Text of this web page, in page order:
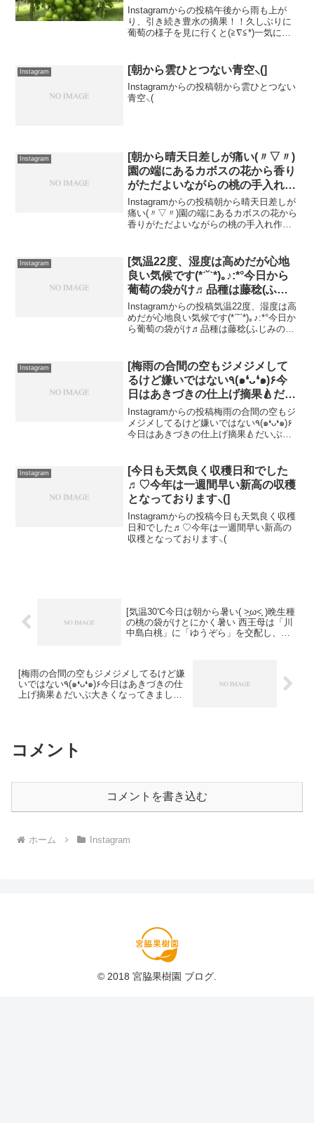
ってた！マスカットではありませ
ん（笑）藤稔(ふじみのり)です
(*ˊ˘ˋ*)｡♪:*°これから、色がついて
す٩(ˊᗜˋ*)وフルーツセット(梨･桃･
葡萄)あります✩7月下旬からいよ
いよ、桃の収穫が始まります。今
年は新品種のあきづき(梨)もオス
Instagramからの投稿午後から雨も上が
り、引き続き豊水の摘果！！久しぶりに
葡萄の様子を見に行くと(≧∇≦*)一気に育
れから、色がついてきます。もちろ...
Instagram [朝から雲ひとつない青空⸜(]
Instagramからの投稿朝から雲ひとつない
青空⸜(
Instagram
[️️朝から晴天️️日差しが痛い(〃▽〃)️
園の端にあるカボスの花から香り
がただよいながらの桃の手入れ作
業柑橘系の香りは心が落ち着きま
す(*ˊ˘ˋ*)｡♪:*°]
Instagramからの投稿️️朝から晴天️️日差しが
痛い(〃▽〃)️園の端にあるカボスの花から
香りがただよいながらの桃の手入れ作業
Instagram
[気温22度、湿度は高めだが心地
良い気候です(*ˊ˘ˋ*)｡♪:*°今日から
葡萄の袋がけ♬︎品種は藤稔(ふじ
みのり)ですあまり聞いた事のな
い品種ですが、粒が大きく1粒が
20g前後と大粒なのが特徴で、大
す。甘みと酸味のバランスがよ
く、果汁が豊富でみずみずしい食
感。肉質は少しやわらかめです
が、ほどよくしまりもあり、外観
と食味のよいぶどうといわれてい
ます(*´∀｀) 1枚目と2枚目の写真
栽培で太陽をたっぷり浴びた藤み
のりをぜひ食べてみて下さい♬︎]
Instagramからの投稿気温22度、湿度は高
めだが心地良い気候です(*ˊ˘ˋ*)｡♪:*°今日か
ら葡萄の袋がけ♬︎品種は藤稔(ふじみのり)
徴で、大きいものは30...
Instagram
[梅雨の合間の️空もジメジメして
るけど嫌いではない٩(๑❛ᴗ❛๑)۶今
日はあきづきの仕上げ摘果🍐だい
ぶ大きくなってきましたあきづき
は果肉は緻密で柔らかく、非常に
ジューシーでなおかつフルーティ
Instagramからの投稿梅雨の合間の️空もジ
メジメしてるけど嫌いではない٩(๑❛ᴗ❛๑)۶
今日はあきづきの仕上げ摘果🍐だいぶ大
かつフルーティーです是非食べてみて下
さ...
Instagram
[今日も天気良く収穫日和でした
♬︎♡今年は一週間早い新高の収穫
となっております⸜(]
Instagramからの投稿今日も天気良く収穫
日和でした♬︎♡今年は一週間早い新高の
収穫となっております⸜(
[️気温30℃️今日は朝から暑い( ˃̣̣̥ω˂̣̣̥ )️️晩生種
の桃の袋がけとにかく暑い️️ 西王母は「川
中島白桃」に「ゆうぞら」を交配し、生
から始まり１０月上旬まで。頑張って育
てます٩(▽)۶]
[梅雨の合間の️空もジメジメしてるけど嫌
いではない٩(๑❛ᴗ❛๑)۶今日はあきづきの仕
上げ摘果🍐だいぶ大きくなってきました
コメント
コメントを書き込む
ホーム Instagram
© 2018 宮脇果樹園 ブログ.